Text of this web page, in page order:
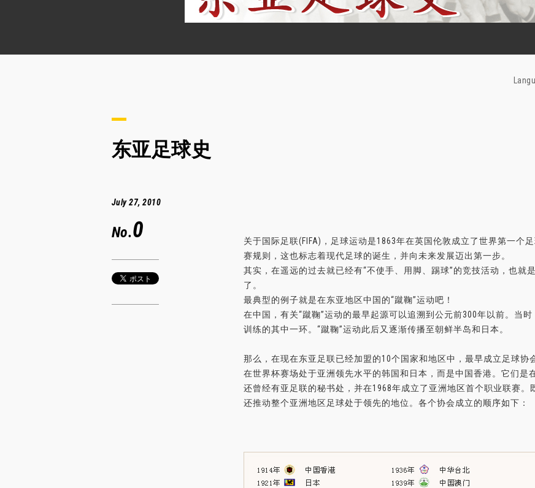
东亚足球史
July 27, 2010
No.0
关于国际足联(FIFA)，足球运动是1863年在英国伦敦成立了世界第一个
赛规则，这也标志着现代足球的诞生，并向未来发展迈出第一步。
其实，在遥远的过去就已经有“不使手、用脚、踢球”的竞技活动，也就
了。
最典型的例子就是在东亚地区中国的“蹴鞠”运动吧！
在中国，有关“蹴鞠”运动的最早起源可以追溯到公元前300年以前。当
训练的其中一环。“蹴鞠”运动此后又逐渐传播至朝鲜半岛和日本。
那么，在现在东亚足联已经加盟的10个国家和地区中，最早成立足球协
在世界杯赛场处于亚洲领先水平的韩国和日本，而是中国香港。它们是
还曾经有亚足联的秘书处，并在1968年成立了亚洲地区首个职业联赛。
还推动整个亚洲地区足球处于领先的地位。各个协会成立的顺序如下：